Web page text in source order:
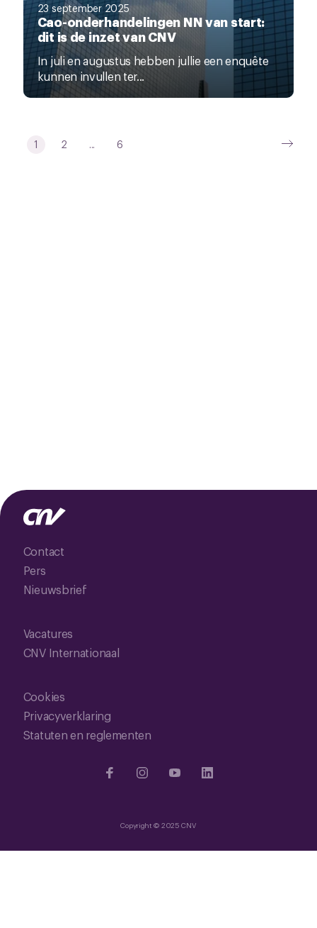
23 september 2025
Cao-onderhandelingen NN van start:
dit is de inzet van CNV
In juli en augustus hebben jullie een enquête
kunnen invullen ter...
1 2 ... 6
Contact
Pers
Nieuwsbrief
Vacatures
CNV Internationaal
Cookies
Privacyverklaring
Statuten en reglementen
Copyright © 2025 CNV